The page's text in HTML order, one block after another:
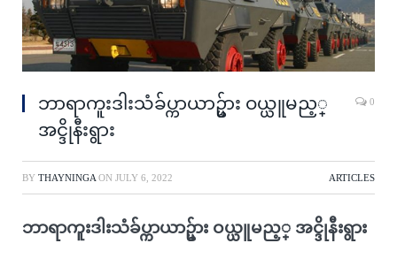
ဘာရာကူးဒါးသံခ်ပ္ကာယာဥ္မ်ား ဝယ္ယူမည့္
အင္ဒိုနီးရွား
0
BY THAYNINGA ON JULY 6, 2022 ARTICLES
ဘာရာကူးဒါးသံခ်ပ္ကာယာဥ္မ်ား ဝယ္ယူမည့္ အင္ဒိုနီးရွား